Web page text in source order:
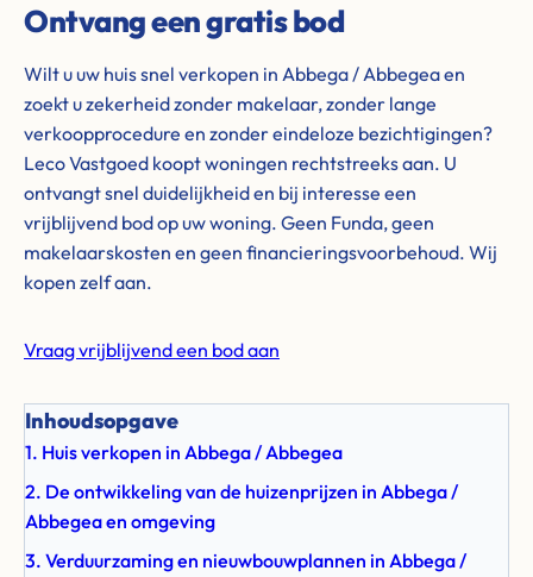
Ontvang een gratis bod
Wilt u uw huis snel verkopen in Abbega / Abbegea en
zoekt u zekerheid zonder makelaar, zonder lange
verkoopprocedure en zonder eindeloze bezichtigingen?
Leco Vastgoed koopt woningen rechtstreeks aan. U
ontvangt snel duidelijkheid en bij interesse een
vrijblijvend bod op uw woning. Geen Funda, geen
makelaarskosten en geen financieringsvoorbehoud. Wij
kopen zelf aan.
Vraag vrijblijvend een bod aan
Inhoudsopgave
1. Huis verkopen in Abbega / Abbegea
2. De ontwikkeling van de huizenprijzen in Abbega /
Abbegea en omgeving
3. Verduurzaming en nieuwbouwplannen in Abbega /